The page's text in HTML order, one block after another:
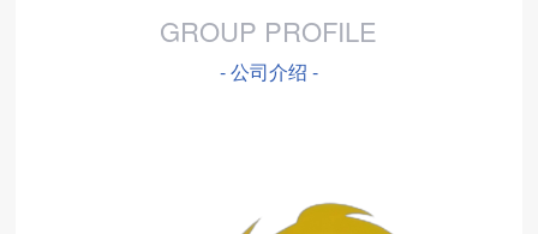
GROUP PROFILE
- 公司介绍 -